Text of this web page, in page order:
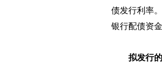
债发行利率
银行配债资
拟发行的